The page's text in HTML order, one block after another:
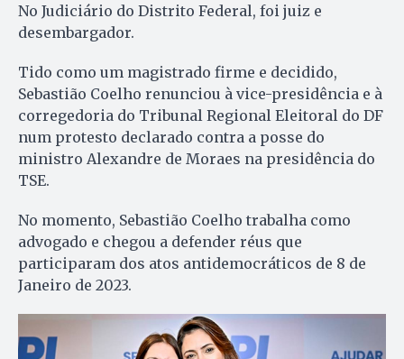
No Judiciário do Distrito Federal, foi juiz e
desembargador.
Tido como um magistrado firme e decidido,
Sebastião Coelho renunciou à vice-presidência e à
corregedoria do Tribunal Regional Eleitoral do DF
num protesto declarado contra a posse do
ministro Alexandre de Moraes na presidência do
TSE.
No momento, Sebastião Coelho trabalha como
advogado e chegou a defender réus que
participaram dos atos antidemocráticos de 8 de
Janeiro de 2023.